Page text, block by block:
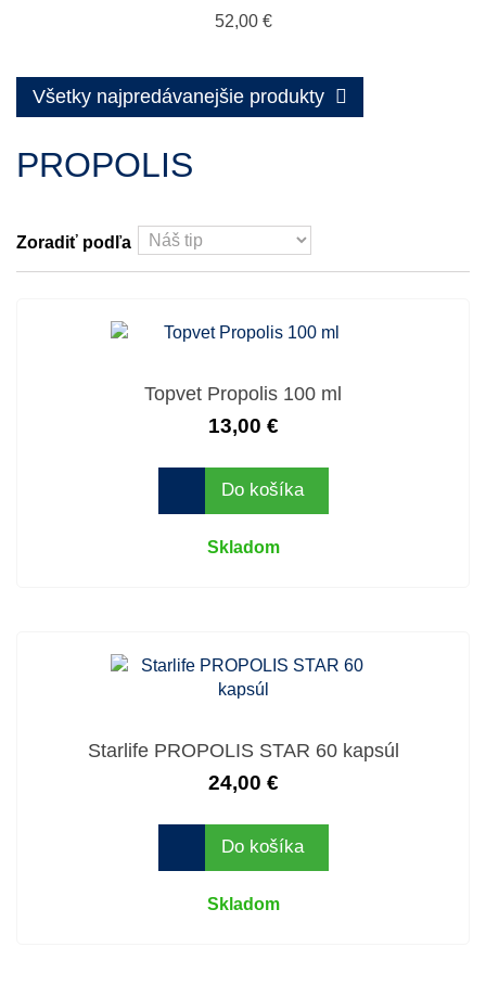
52,00 €
Všetky najpredávanejšie produkty
PROPOLIS
Zoradiť podľa
Topvet Propolis 100 ml
13,00 €
Do košíka
Skladom
Starlife PROPOLIS STAR 60 kapsúl
24,00 €
Do košíka
Skladom